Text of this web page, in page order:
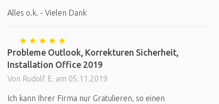
Alles o.k. - Vielen Dank
Probleme Outlook, Korrekturen Sicherheit,
Installation Office 2019
Von Rudolf E. am 05.11.2019
Ich kann Ihrer Firma nur Gratulieren, so einen